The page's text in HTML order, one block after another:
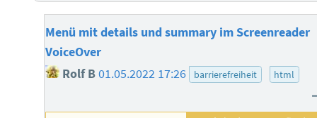
Menü mit details und summary im Screenreader
VoiceOver
Rolf B01.05.2022 17:26 barrierefreiheit html